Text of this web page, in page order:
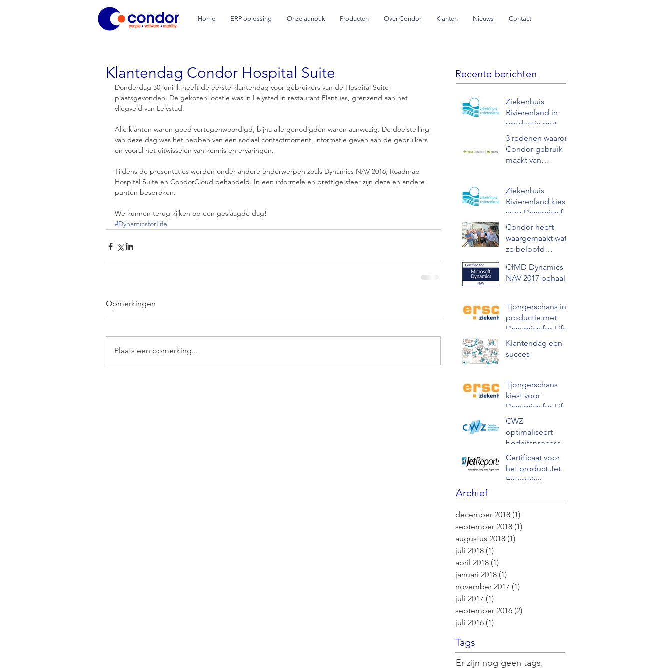
Home ERP oplossing Onze aanpak Producten Over Condor Klanten Nieuws Contact
Klantendag Condor Hospital Suite
Donderdag 30 juni jl. heeft de eerste klantendag voor gebruikers van de Hospital Suite
plaatsgevonden. De gekozen locatie was in Lelystad in restaurant Flantuas, grenzend aan het
vliegveld van Lelystad.
Alle klanten waren goed vertegenwoordigd, bijna alle genodigden waren aanwezig. De doelstelling
van deze dag was het hebben van een sociaal contactmoment, informatie geven aan de gebruikers
en vooral het uitwisselen van kennis en ervaringen.
Tijdens de presentaties werden onder andere onderwerpen zoals Dynamics NAV 2016, Roadmap
Hospital Suite en CondorCloud behandeld. In een informele en prettige sfeer zijn deze en andere
punten besproken.
We kunnen terug kijken op een geslaagde dag!
#DynamicsforLife
Opmerkingen
Plaats een opmerking...
Recente berichten
Ziekenhuis
Rivierenland in
productie met
Dynamics for Life
3 redenen waarom
Condor gebruik
maakt van
Ziekenhuis
Rivierenland kiest
voor Dynamics for
Life van Condor
Condor heeft
waargemaakt wat
ze beloofd
CfMD Dynamics
NAV 2017 behaald
Tjongerschans in
productie met
Dynamics for Life
Klantendag een
succes
Tjongerschans
kiest voor
Dynamics for Life
van Condor
CWZ
optimaliseert
bedrijfsprocessen
met Hospital Suite
Certificaat voor
het product Jet
Enterprise
Archief
december 2018 (1)
september 2018 (1)
augustus 2018 (1)
juli 2018 (1)
april 2018 (1)
januari 2018 (1)
november 2017 (1)
juli 2017 (1)
september 2016 (2)
juli 2016 (1)
Tags
Er zijn nog geen tags.